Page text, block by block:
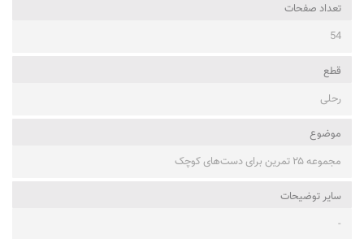
تعداد صفحات
54
قطع
رحلی
موضوع
مجموعه ۲۵ تمرین برای دست‌های کوچک
ساير توضيحات
-